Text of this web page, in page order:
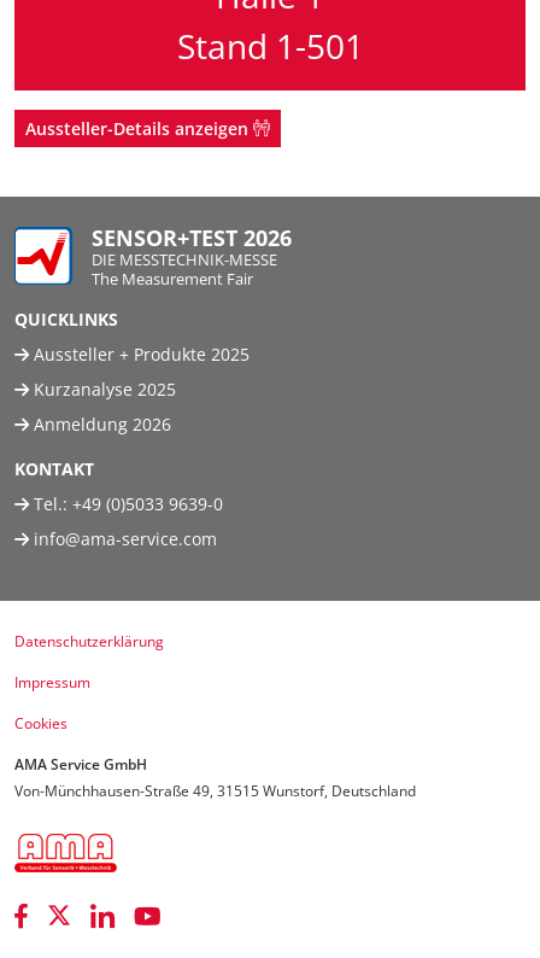
Stand 1-501
Aussteller-Details anzeigen
SENSOR+TEST 2026
DIE MESSTECHNIK-MESSE
The Measurement Fair
QUICKLINKS
Aussteller + Produkte 2025
Kurzanalyse 2025
Anmeldung 2026
KONTAKT
Tel.: +49 (0)5033 9639-0
info@ama-service.com
Datenschutzerklärung
Impressum
Cookies
AMA Service GmbH
Von-Münchhausen-Straße 49, 31515 Wunstorf, Deutschland